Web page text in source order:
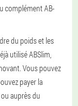
complément AB-
du poids et les
utilisé ABSlim,
Vous pouvez
payer la
auprès du